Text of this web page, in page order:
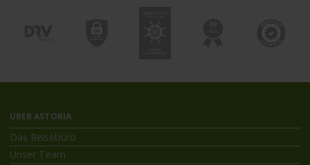
ÜBER ASTORIA
Das Reisebüro
Unser Team